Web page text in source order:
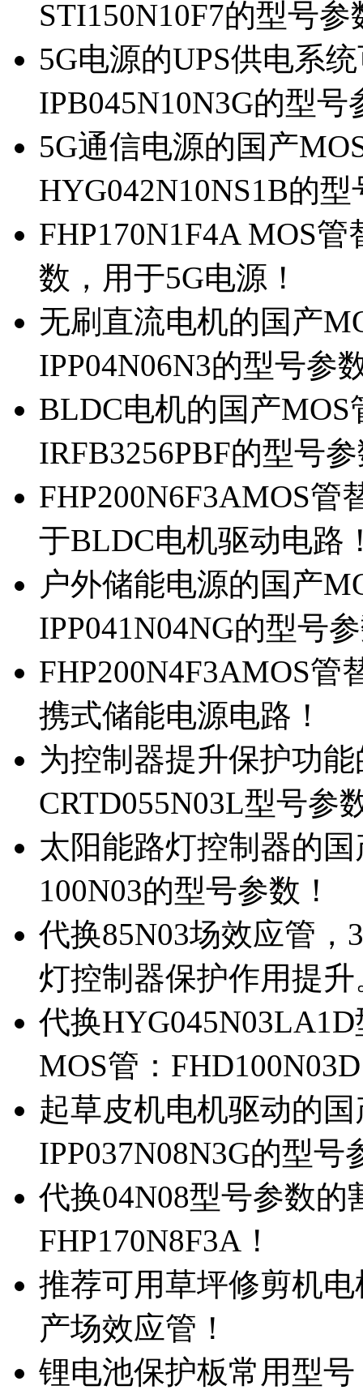
STI150N10F7的型号参
5G电源的UPS供电系
IPB045N10N3G的型号
5G通信电源的国产
HYG042N10NS1B的
FHP170N1F4A MOS
数，用于5G电源！
无刷直流电机的国产
IPP04N06N3的型号参
BLDC电机的国产MOS
IRFB3256PBF的型号
FHP200N6F3AMOS管
于BLDC电机驱动电路
户外储能电源的国产
IPP041N04NG的型号
FHP200N4F3AMOS管
携式储能电源电路！
为控制器提升保护功
CRTD055N03L型号参
太阳能路灯控制器的
100N03的型号参数！
代换85N03场效应管
灯控制器保护作用提升
代换
MOS管：
起草皮机电机驱动的
IPP037N08N3G的型号
代换04N08型号参数
FHP170N8F3A！
推荐可用草坪修剪机电
产场效应管！
锂电池保护板常用型号